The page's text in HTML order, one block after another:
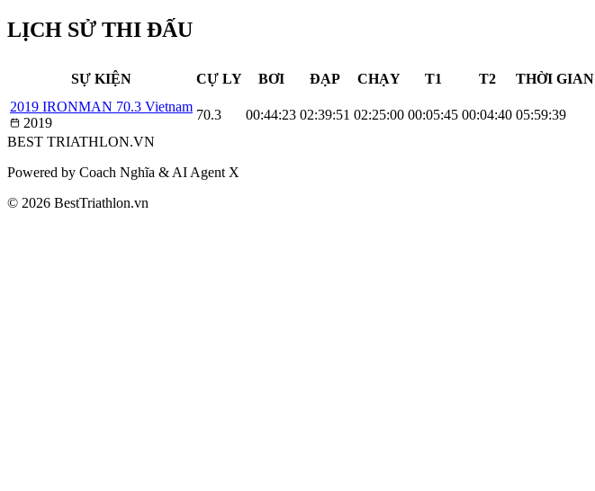
LỊCH SỬ THI ĐẤU
SỰ KIỆN CỰ LY BƠI ĐẠP CHẠY T1 T2 THỜI GIAN
2019 IRONMAN 70.3 Vietnam
2019
70.3 00:44:23 02:39:51 02:25:00 00:05:45 00:04:40 05:59:39
BEST TRIATHLON.VN
Powered by Coach Nghĩa & AI Agent X
© 2026 BestTriathlon.vn